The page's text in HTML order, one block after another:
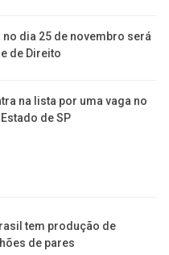
no dia 25 de novembro será
de Direito
na lista por uma vaga no
de SP
tem produção de
de pares